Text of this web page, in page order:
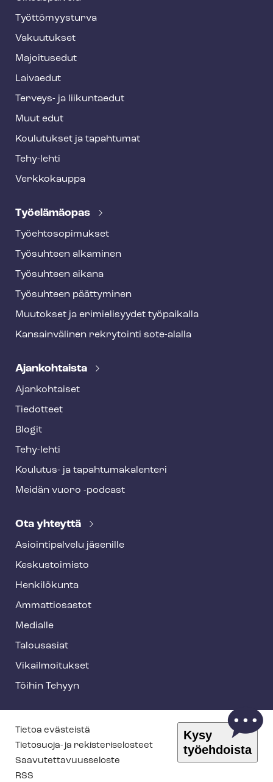
o
t
e
Työt­tö­myys­tur­va
Vakuutukset
Majoitusedut
Laivaedut
Terveys- ja liikuntaedut
Muut edut
Koulutukset ja tapahtumat
Tehy-lehti
Verkkokauppa
Työelämäopas
Työ­eh­to­so­pi­muk­set
Työsuhteen alkaminen
Työsuhteen aikana
Työsuhteen päättyminen
Muutokset ja erimielisyydet työpaikalla
Kansainvälinen rekrytointi sote-alalla
Ajankohtaista
Ajankohtaiset
Tiedotteet
Blogit
Tehy-lehti
Koulutus- ja ta­pah­tu­ma­ka­len­te­ri
Meidän vuoro -podcast
Ota yhteyttä
Asioin­ti­pal­ve­lu jäsenille
Keskustoimisto
Henkilökunta
Ammattiosastot
Medialle
Talousasiat
Vi­kail­moi­tuk­set
Töihin Tehyyn
T
e
h
Tietoa evästeistä
Tietosuoja- ja re­kis­te­ri­se­los­teet
Saa­vu­tet­ta­vuus­se­los­te
RSS
Kysy
työehdoista